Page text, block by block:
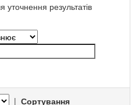
уточнення результатів
| Сортування